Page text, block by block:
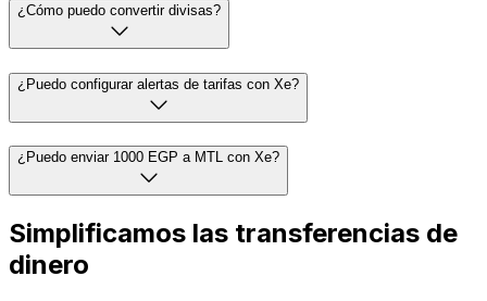
¿Cómo puedo convertir divisas?
¿Puedo configurar alertas de tarifas con Xe?
¿Puedo enviar 1000 EGP a MTL con Xe?
Simplificamos las transferencias de
dinero